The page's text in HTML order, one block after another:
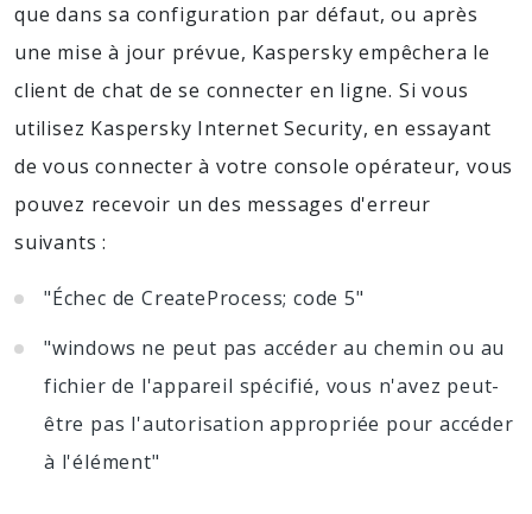
que dans sa configuration par défaut, ou après
une mise à jour prévue, Kaspersky empêchera le
client de chat de se connecter en ligne. Si vous
utilisez Kaspersky Internet Security, en essayant
de vous connecter à votre console opérateur, vous
pouvez recevoir un des messages d'erreur
suivants :
"Échec de CreateProcess; code 5"
"windows ne peut pas accéder au chemin ou au
fichier de l'appareil spécifié, vous n'avez peut-
être pas l'autorisation appropriée pour accéder
à l'élément"